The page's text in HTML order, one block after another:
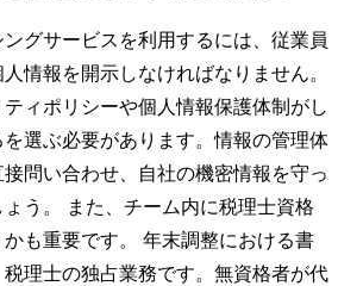
グサービスを利用するには、従業員
情報を開示しなければなりません。
ィポリシーや個人情報保護体制がし
選ぶ必要があります。情報の管理体
問い合わせ、自社の機密情報を守っ
う。 また、チーム内に税理士資格
も重要です。 年末調整における書
理士の独占業務です。無資格者が代